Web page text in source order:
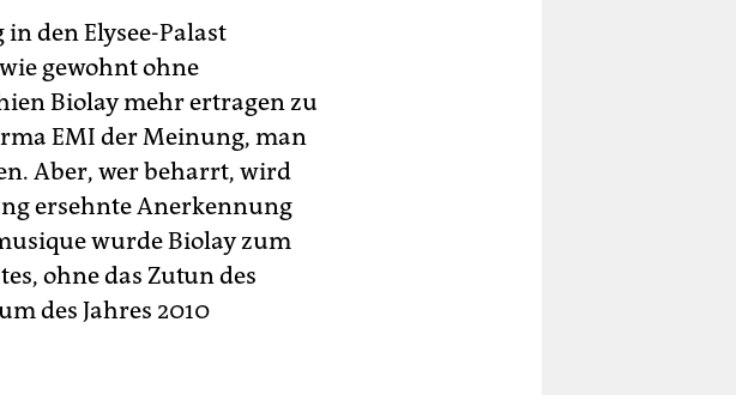
den Elysee-Palast
gewohnt ohne
Biolay mehr ertragen zu
EMI der Meinung, man
Aber, wer beharrt, wird
ersehnte Anerkennung
wurde Biolay zum
ohne das Zutun des
des Jahres 2010